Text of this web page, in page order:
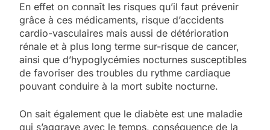
En effet on connaît les risques qu’il faut prévenir
grâce à ces médicaments, risque d’accidents
cardio-vasculaires mais aussi de détérioration
rénale et à plus long terme sur-risque de cancer,
ainsi que d’hypoglycémies nocturnes susceptibles
de favoriser des troubles du rythme cardiaque
pouvant conduire à la mort subite nocturne.
On sait également que le diabète est une maladie
qui s’aggrave avec le temps, conséquence de la